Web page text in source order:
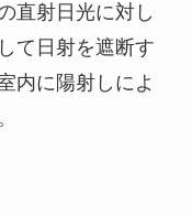
直射日光に対し
て日射を遮断す
内に陽射しによ